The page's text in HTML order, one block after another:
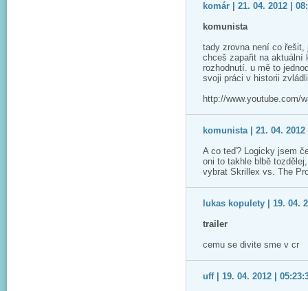
komár | 21. 04. 2012 |
komunista
tady zrovna není co
chceš zapařit na aktuální
rozhodnutí. u mě to
svoji práci v historii
http://www.youtube.com/
komunista | 21. 04. 2012
A co teď? Logicky jsem
oni to takhle blbě
vybrat Skrillex vs. The
lukas kopulety | 19. 04.
trailer
cemu se divite sme v cr
uff | 19. 04. 2012 |